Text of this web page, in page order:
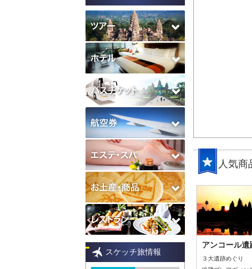
スケッチ旅情報
人気商
アンコール遺
３大遺跡めぐり